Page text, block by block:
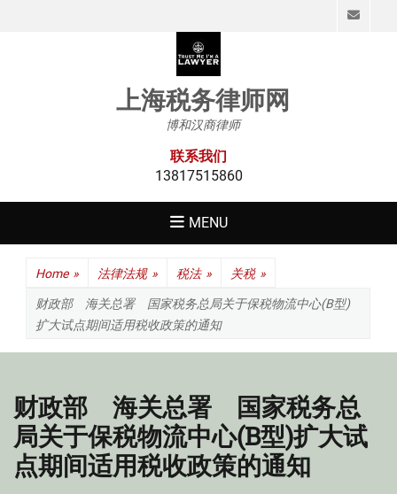
上海税务律师网
博和汉商律师
联系我们
13817515860
MENU
Home » 法律法规 » 税法 » 关税 »
财政部 海关总署 国家税务总局关于保税物流中心(B型)
扩大试点期间适用税收政策的通知
财政部 海关总署 国家税务总
局关于保税物流中心(B型)扩大试
点期间适用税收政策的通知